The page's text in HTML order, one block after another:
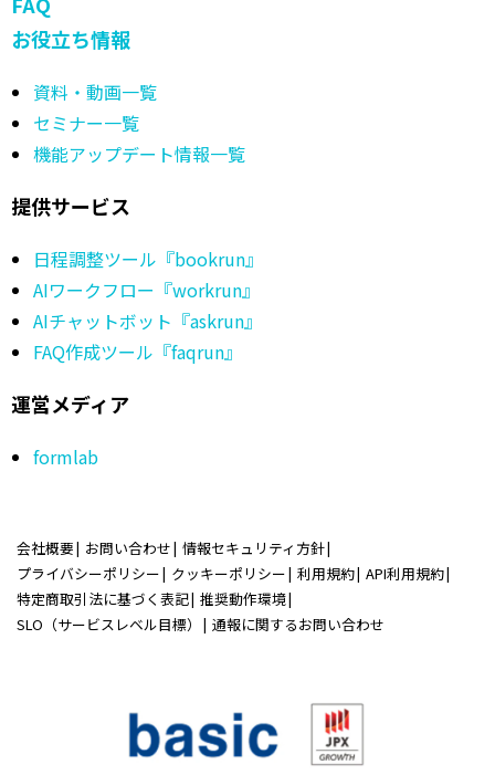
お役立ち情報
資料・動画一覧
セミナー一覧
機能アップデート情報一覧
提供サービス
日程調整ツール『bookrun』
AIワークフロー『workrun』
AIチャットボット『askrun』
FAQ作成ツール『faqrun』
運営メディア
formlab
会社概要 お問い合わせ 情報セキュリティ方針
プライバシーポリシー
クッキーポリシー 利用規約 API利用規約
特定商取引法に基づく表記 推奨動作環境
SLO（サービスレベル目標）
通報に関するお問い合わせ